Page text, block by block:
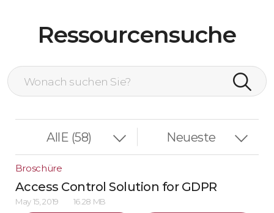
Ressourcensuche
Broschüre
Access Control Solution for GDPR
May 15, 2019 16.28 MB